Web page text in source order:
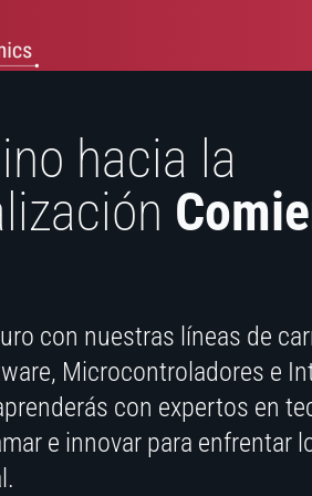
hacia la
con nuestras líneas de
Microcontroladores e
con expertos en
e innovar para enfrentar